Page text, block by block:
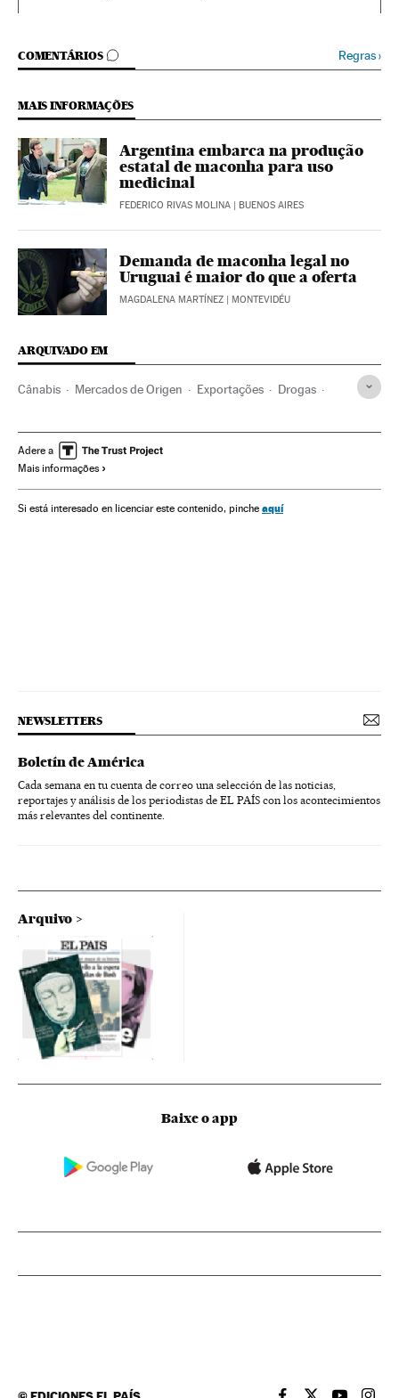
COMENTÁRIOS
COMENTÁRIOS Regras›
MAIS INFORMAÇÕES
Argentina embarca na produção
estatal de maconha para uso
medicinal
FEDERICO RIVAS MOLINA | BUENOS AIRES
Demanda de maconha legal no
Uruguai é maior do que a oferta
MAGDALENA MARTÍNEZ | MONTEVIDÉU
ARQUIVADO EM
Cânabis Mercados de Origen Exportações Drogas
América Latina América
Adere a
Mais informações
Si está interesado en licenciar este contenido, pinche aquí
NEWSLETTERS
Boletín de América
Cada semana en tu cuenta de correo una selección de las noticias,
reportajes y análisis de los periodistas de EL PAÍS con los acontecimientos
más relevantes del continente.
Arquivo
Baixe o app